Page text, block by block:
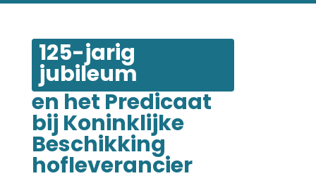
125-jarig
jubileum
en het Predicaat
bij Koninklijke
Beschikking
hofleverancier